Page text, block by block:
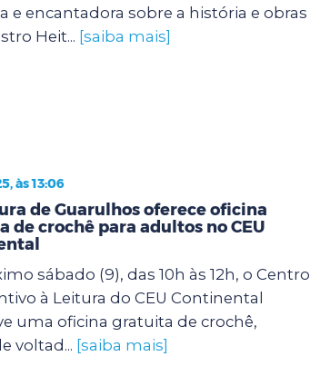
e encantadora sobre a história e obras
Heit... [saiba mais]
às 13:06
de Guarulhos oferece oficina
de crochê para adultos no CEU
sábado (9), das 10h às 12h, o Centro
à Leitura do CEU Continental
uma oficina gratuita de crochê,
voltad... [saiba mais]